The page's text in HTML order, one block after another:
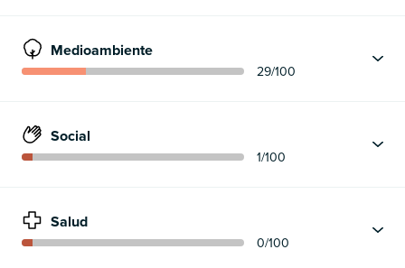
Medioambiente
29/100
Social
1/100
Salud
0/100